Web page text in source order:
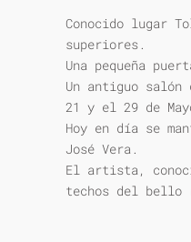
Conocido lugar
superiores.
Una pequeña
Un antiguo
21 y el 29 de
Hoy en día se
José Vera.
El artista,
techos del